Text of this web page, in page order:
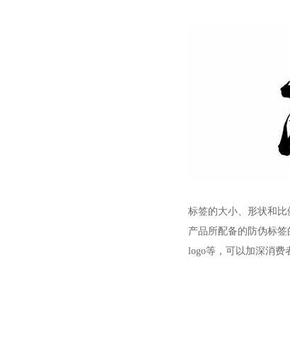
标签的大小、形状和比
产品所配备的防伪标
logo等，可以加深消费